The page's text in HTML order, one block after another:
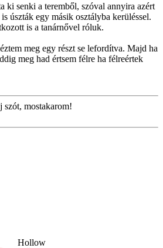
ki senki a teremből, szóval annyira azért
úszták egy másik osztályba kerüléssel.
is a tanárnővel róluk.
meg egy részt se lefordítva. Majd ha
meg had értsem félre ha félreértek
mostakarom!
Hollow